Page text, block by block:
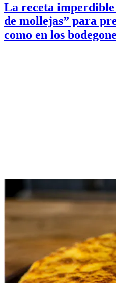
La receta imperdible
de mollejas” para
como en los